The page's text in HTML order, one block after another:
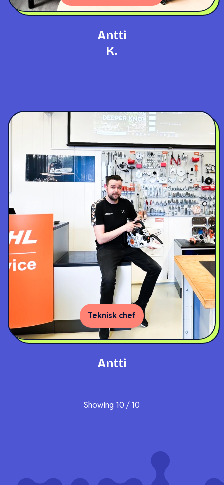
Antti
K.
Teknisk chef
Antti
Showing 10 /10